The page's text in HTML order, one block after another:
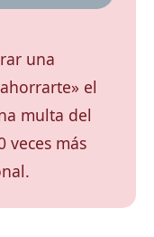
una
el
multa del
veces más